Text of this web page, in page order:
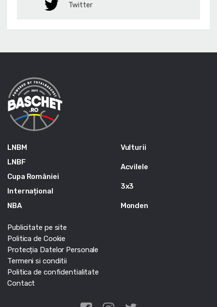
Twitter
LNBM
LNBF
Cupa României
Internațional
NBA
Vulturii
Acvilele
3x3
Monden
Publicitate pe site
Politica de Cookie
Protecția Datelor Personale
Termeni si conditii
Politica de confidentialitate
Contact